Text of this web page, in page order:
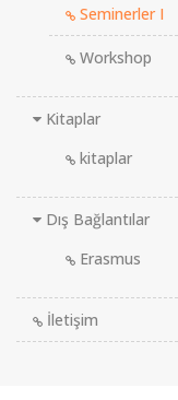
Seminerler I
Workshop
Kitaplar
kitaplar
Dış Bağlantılar
Erasmus
İletişim